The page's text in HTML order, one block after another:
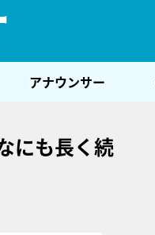
アナウンサー
にも長く続